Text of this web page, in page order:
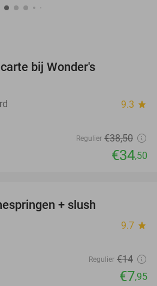
bij Wonder's
9.3 star
Regulier €38,50
€34,50
+ slush
9.7 star
Regulier €14
€7,95